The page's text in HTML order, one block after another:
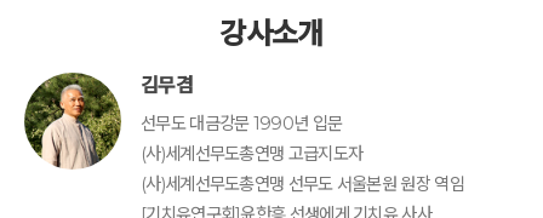
강사소개
김무겸
선무도 대금강문 1990년 입문
(사)세계선무도총연맹 고급지도자
(사)세계선무도총연맹 선무도 서울본원 원장 역임